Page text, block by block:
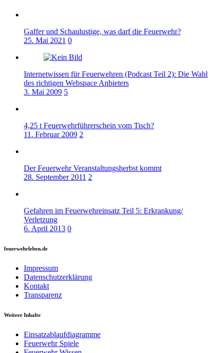
Gaffer und Schaulustige, was darf die Feuerwehr?
25. Mai 2021 0
Internetwissen für Feuerwehren (Podcast Teil 2): Die Wahl
des richtigen Webspace Anbieters
3. Mai 2009 5
4,25 t Feuerwehrführerschein vom Tisch?
11. Februar 2009 2
Der Feuerwehr Veranstaltungsherbst kommt
28. September 2011 2
Gefahren im Feuerwehreinsatz Teil 5: Erkrankung/
Verletzung
6. April 2013 0
feuerwehrleben.de
Impressum
Datenschutzerklärung
Kontakt
Transparenz
Weitere Inhalte
Einsatzablaufdiagramme
Feuerwehr Spiele